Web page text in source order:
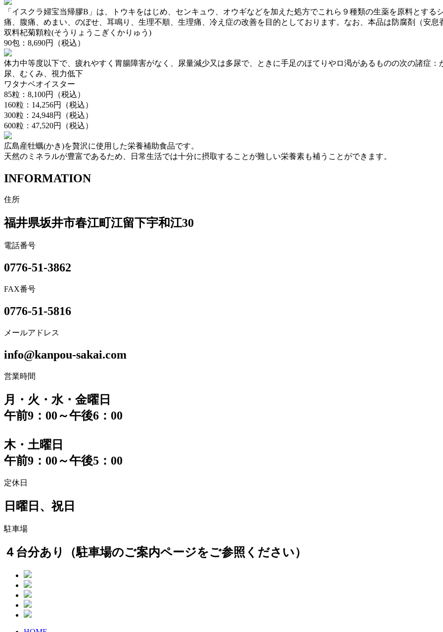
「イスクラ婦宝当帰膠B」は、トウキをはじめ、センキュウ、オウギなどを加えた処方でこれら９種類の生薬を原料とす
痛、腹痛、めまい、のぼせ、耳鳴り、生理不順、生理痛、冷え症の改善を目的としております。なお、本品は防腐剤（安息
双料杞菊顆粒(そうりょうこぎくかりゅう)
90包：8,690円（税込）
体力中等度以下で、疲れやすく胃腸障害がなく、尿量減少又は多尿で、ときに手足のほてりやロ渇があるものの次の諸症
尿、むくみ、視力低下
ワタナベオイスター
85粒：8,100円（税込）
160粒：14,256円（税込）
300粒：24,948円（税込）
600粒：47,520円（税込）
広島産牡蠣(かき)を贅沢に使用した栄養補助食品です。
天然のミネラルが豊富であるため、日常生活では十分に摂取することが難しい栄養素も補うことができます。
INFORMATION
住所
福井県坂井市春江町江留下宇和江30
電話番号
0776-51-3862
FAX番号
0776-51-5816
メールアドレス
info@kanpou-sakai.com
営業時間
月・火・水・金曜日
午前9：00～午後6：00
木・土曜日
午前9：00～午後5：00
定休日
日曜日、祝日
駐車場
４台分あり（駐車場のご案内ページをご参照ください）